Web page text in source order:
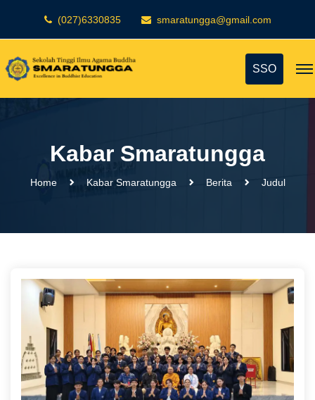
(027)6330835 smaratungga@gmail.com
SSO
Kabar Smaratungga
Home Kabar Smaratungga Berita Judul